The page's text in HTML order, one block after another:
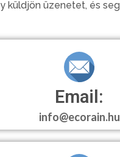
küldjön üzenetet, és
Email:
info@ecorain.hu